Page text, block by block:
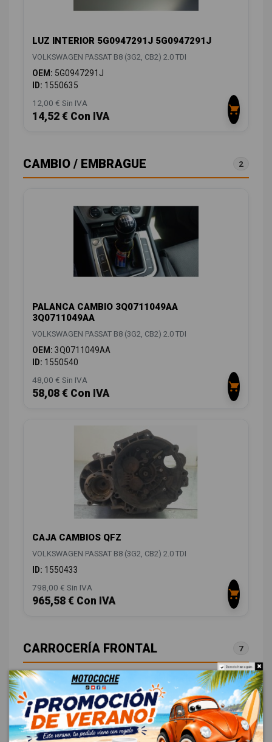
LUZ INTERIOR 5G0947291J 5G0947291J
VOLKSWAGEN PASSAT B8 (3G2, CB2) 2.0 TDI
OEM: 5G0947291J
ID: 1550635
12,00 € Sin IVA
14,52 € Con IVA
CAMBIO / EMBRAGUE 2
PALANCA CAMBIO 3Q0711049AA
3Q0711049AA
VOLKSWAGEN PASSAT B8 (3G2, CB2) 2.0 TDI
OEM: 3Q0711049AA
ID: 1550540
48,00 € Sin IVA
58,08 € Con IVA
CAJA CAMBIOS QFZ
VOLKSWAGEN PASSAT B8 (3G2, CB2) 2.0 TDI
ID: 1550433
798,00 € Sin IVA
965,58 € Con IVA
CARROCERÍA FRONTAL 7
Do not show again.